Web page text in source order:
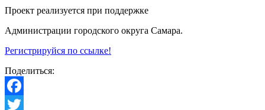
Проект реализуется при поддержке
Администрации городского округа Самара.
Регистрируйся по ссылке!
Поделиться:
Facebook